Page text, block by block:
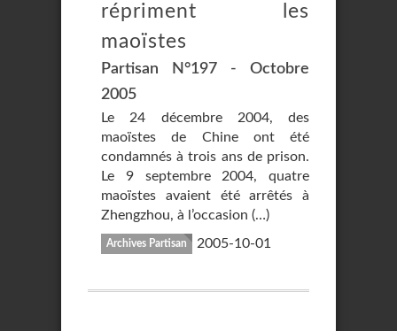
répriment les
maoïstes
Partisan N°197 - Octobre
2005
Le 24 décembre 2004, des
maoïstes de Chine ont été
condamnés à trois ans de prison.
Le 9 septembre 2004, quatre
maoïstes avaient été arrêtés à
Zhengzhou, à l’occasion (…)
Archives Partisan 2005-10-01